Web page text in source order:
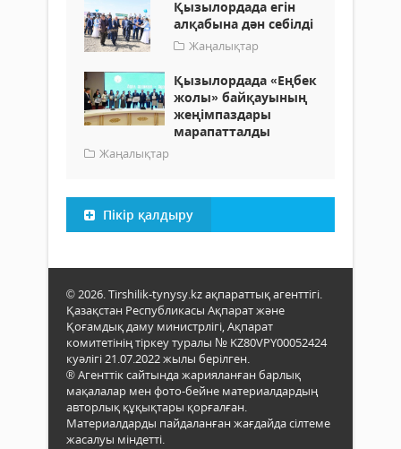
Қызылордада егін
алқабына дән себілді
Жаңалықтар
Қызылордада «Еңбек
жолы» байқауының
жеңімпаздары
марапатталды
Жаңалықтар
Пікір қалдыру
© 2026. Tirshilik-tynysy.kz ақпараттық агенттігі.
Қазақстан Республикасы Ақпарат және
Қоғамдық даму министрлігі, Ақпарат
комитетінің тіркеу туралы № KZ80VPY00052424
куәлігі 21.07.2022 жылы берілген.
® Агенттік сайтында жарияланған барлық
мақалалар мен фото-бейне материалдардың
авторлық құқықтары қорғалған.
Материалдарды пайдаланған жағдайда сілтеме
жасалуы міндетті.